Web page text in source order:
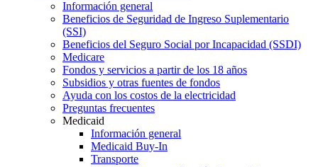
Información general
Beneficios de Seguridad de Ingreso Suplementario
(SSI)
Beneficios del Seguro Social por Incapacidad (SSDI)
Medicare
Fondos y servicios a partir de los 18 años
Subsidios y otras fuentes de fondos
Ayuda con los costos de la electricidad
Preguntas frecuentes
Medicaid
Información general
Medicaid Buy-In
Transporte